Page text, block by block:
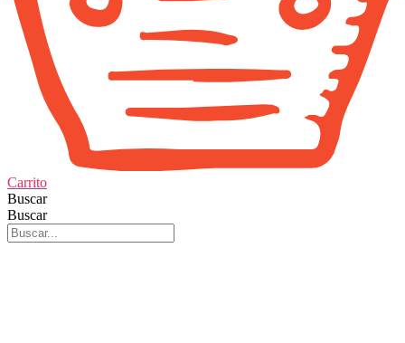
Carrito
Buscar
Buscar